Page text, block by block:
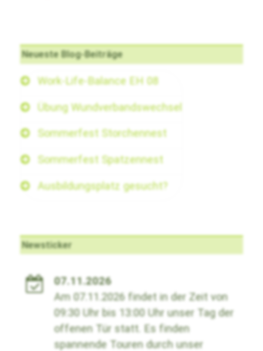
Neueste Blog-Beiträge
Work-Life-Balance EH 08
Übung Wundverbandswechsel
Sommerfest Storchennest
Sommerfest Spatzennest
Ausbildungsplatz gesucht?
Newsticker
07.11.2026
Am 07.11.2026 findet in der Zeit von
09:30 Uhr bis 13:00 Uhr unser Tag der
offenen Tür statt. Es finden
spannende Touren durch unser